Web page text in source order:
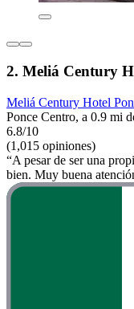
2. Meliá Century
Meliá Century Hotel
Ponce Centro, a 0.9 mi
6.8/10
(1,015 opiniones)
“A pesar de ser una
bien. Muy buena